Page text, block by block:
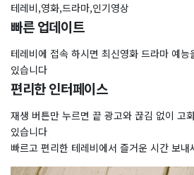
테레비,영화,드라마,인기영상
빠른 업데이트
테레비에 접속 하시면 최신영화 드라마 예
있습니다
편리한 인터페이스
재생 버튼만 누르면 끝 광고와 끊김 없이 고
있습니다
빠르고 편리한 테레비에서 즐거운 시간 보내